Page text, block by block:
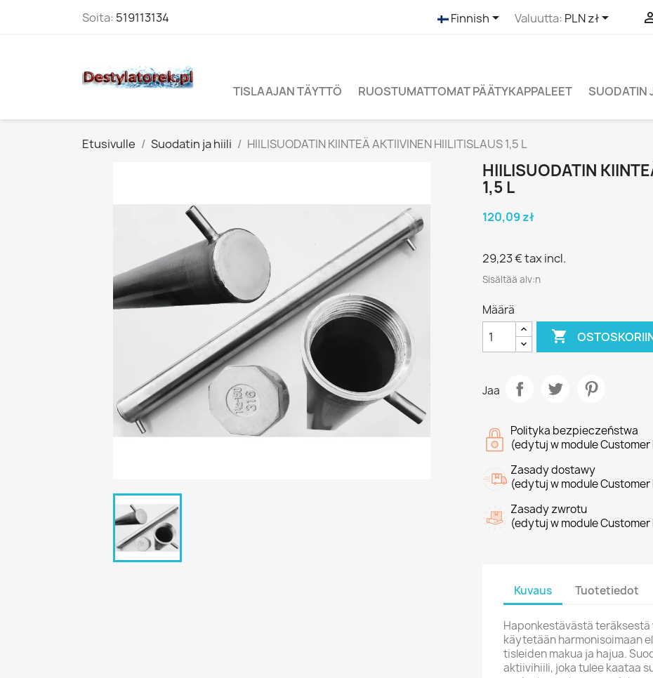
Soita: 519113134 Finnish Valuutta: PLN zł
TISLAAJAN TÄYTTÖ RUOSTUMATTOMAT PÄÄTYKAPPALEET SUODATIN
Etusivulle Suodatin ja hiili HIILISUODATIN KIINTEÄ AKTIIVINEN HIILITISLAUS 1,5 L
HIILISUODATIN
1,5 L
120,09 zł
29,23 €tax incl.
Sisältää alv:n
Määrä

Jaa
Polityka bezpieczeństwa
(edytuj w module Customer
Zasady dostawy
(edytuj w module Customer
Zasady zwrotu
(edytuj w module Customer
Kuvaus Tuotetiedot
Haponkestävästä
käytetään harmonisoimaan
tisleiden makua ja hajua.
aktiivihiili, joka tulee kaataa